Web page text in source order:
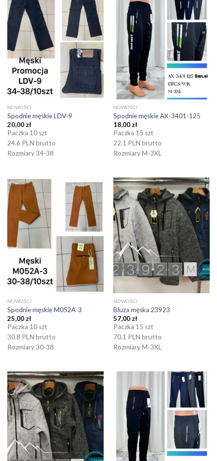
NOWOŚCI
Spodnie męskie LDV-9
20,00 zł
Paczka 10 szt
24.6 PLN brutto
Rozmiary 34-38
NOWOŚCI
Spodnie męskie AX-3401-125
18,00 zł
Paczka 15 szt
22.1 PLN brutto
Rozmiary M-3XL
NOWOŚCI
Spodnie męskie M052A-3
25,00 zł
Paczka 10 szt
30.8 PLN brutto
Rozmiary 30-38
NOWOŚCI
Bluza męska 23923
57,00 zł
Paczka 15 szt
70.1 PLN brutto
Rozmiary M-3XL